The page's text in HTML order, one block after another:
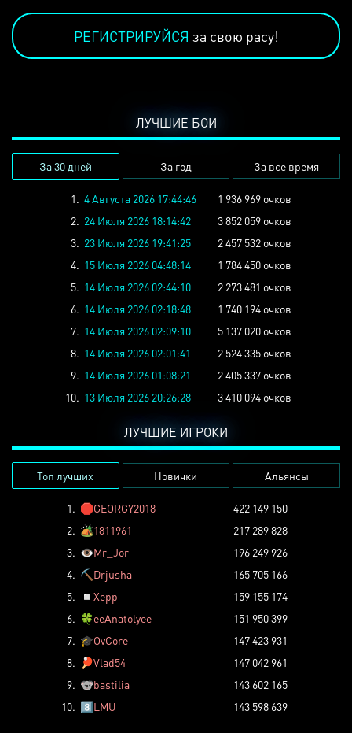
РЕГИСТРИРУЙСЯ за свою расу!
ЛУЧШИЕ БОИ
За 30 дней За год За все время
1. 4 Августа 2026 17:44:46
1 936 969 очков
2. 24 Июля 2026 18:14:42
3 852 059 очков
3. 23 Июля 2026 19:41:25
2 457 532 очков
4. 15 Июля 2026 04:48:14
1 784 450 очков
5. 14 Июля 2026 02:44:10
2 273 481 очков
6. 14 Июля 2026 02:18:48
1 740 194 очков
7. 14 Июля 2026 02:09:10
5 137 020 очков
8. 14 Июля 2026 02:01:41
2 524 335 очков
9. 14 Июля 2026 01:08:21
2 405 337 очков
10. 13 Июля 2026 20:26:28 3 410 094 очков
ЛУЧШИЕ ИГРОКИ
Топ лучших Новички Альянсы
1. 🛑GEORGY2018
422 149 150
2. 🏕️1811961
217 289 828
3. 👁️Mr_Jor
196 249 926
4. ⛏️ Drjusha
165 705 166
5.
◽ Xepp
159 155 174
6. 🍀eeAnatolyee
151 950 399
7. 🎓OvCore
147 423 931
8.
🏓Vlad54
147 042 961
9. 🐨bastilia
143 602 165
10. 8️⃣LMU 143 598 639